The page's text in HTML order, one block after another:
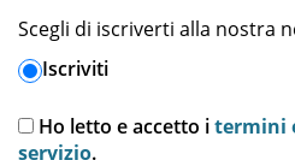
Scegli di iscriverti alla nostra
Iscriviti
Ho letto e accetto itermini
servizio.